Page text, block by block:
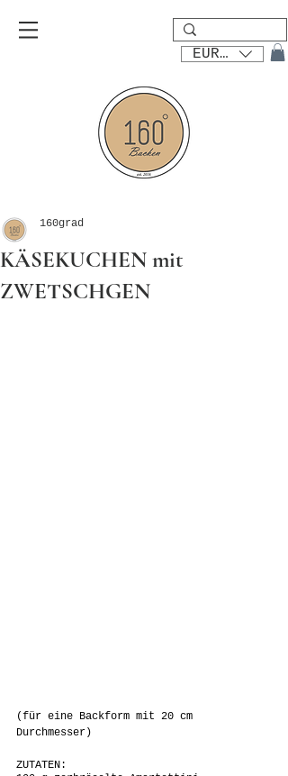
EUR (€)
KÄSEKUCHEN mit
ZWETSCHGEN
160grad
(für eine Backform mit 20 cm
Durchmesser)
ZUTATEN: